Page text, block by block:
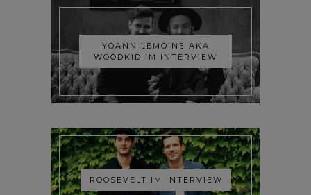
YOANN LEMOINE AKA
WOODKID IM INTERVIEW
ROOSEVELT IM INTERVIEW